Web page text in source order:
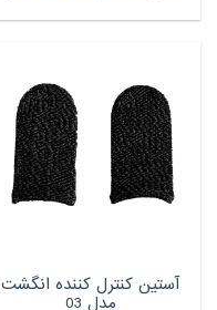
آستین کنترل کننده انگشت
مدل 03